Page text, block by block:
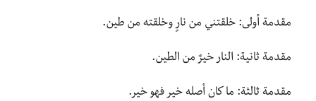
مقدمة أولى: خلقتني من نارٍ وخلقته من طين.
مقدمة ثانية: النار خيرٌ من الطين.
مقدمة ثالثة: ما كان أصله خير فهو خير.